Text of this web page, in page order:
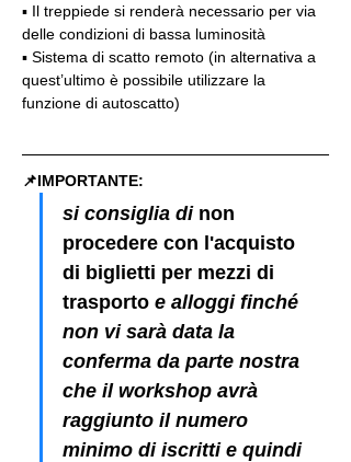
▪️ Il treppiede si renderà necessario per via
delle condizioni di bassa luminosità
▪️ Sistema di scatto remoto (in alternativa a
quest’ultimo è possibile utilizzare la
funzione di autoscatto)
📌IMPORTANTE:
si consiglia di non
procedere con l'acquisto
di biglietti per mezzi di
trasporto e alloggi finché
non vi sarà data la
conferma da parte nostra
che il workshop avrà
raggiunto il numero
minimo di iscritti e quindi